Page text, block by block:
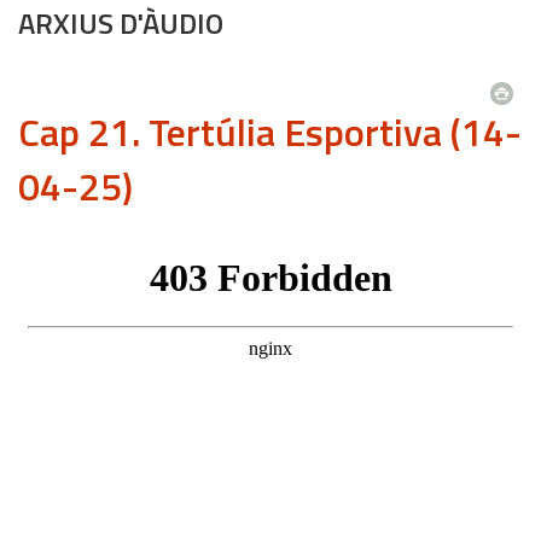
ARXIUS D'ÀUDIO
Cap 21. Tertúlia Esportiva (14-
04-25)